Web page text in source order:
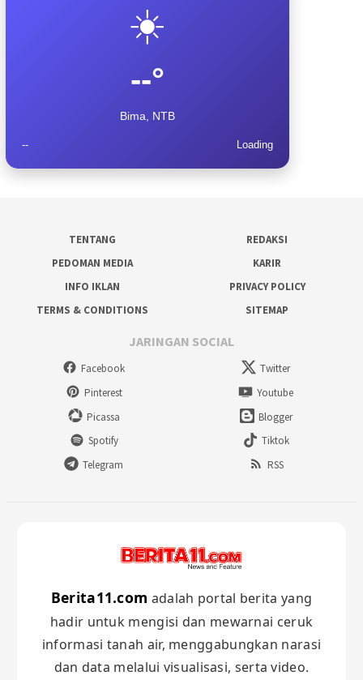
☀️
--°
Bima, NTB
-- Loading
TENTANG
REDAKSI
PEDOMAN MEDIA
KARIR
INFO IKLAN
PRIVACY POLICY
TERMS & CONDITIONS
SITEMAP
JARINGAN SOCIAL
Facebook
Twitter
Pinterest
Youtube
Picassa
Blogger
Spotify
Tiktok
Telegram
RSS
Berita11.com adalah portal berita yang
hadir untuk mengisi dan mewarnai ceruk
informasi tanah air, menggabungkan narasi
dan data melalui visualisasi, serta video.